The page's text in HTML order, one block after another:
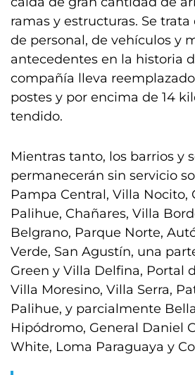
ramas y estructuras. Se
de personal, de vehículos y
antecedentes en la historia
compañía lleva
postes y por encima de 14
tendido.
Mientras tanto, los barrios y
permanecerán sin servicio
Pampa Central, Villa Nocito,
Palihue, Chañares, Villa
Belgrano, Parque Norte,
Verde, San Agustín, una
Green y Villa Delfina, Portal
Villa Moresino, Villa Serra,
Palihue, y parcialmente
Hipódromo, General Daniel
White, Loma Paraguaya y